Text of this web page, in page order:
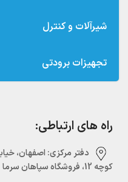
شیرآلات و کنترل
تجهیزات برودتی
راه های ارتباطی:
دفتر مرکزی:‌ اصفهان،
کوچه 12، فروشگاه سپاهان سرما